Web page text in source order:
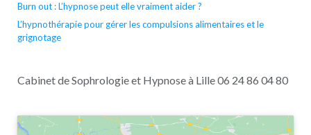
Burn out : L’hypnose peut elle vraiment aider ?
L’hypnothérapie pour gérer les compulsions alimentaires et le
grignotage
Cabinet de Sophrologie et Hypnose à Lille 06 24 86 04 80